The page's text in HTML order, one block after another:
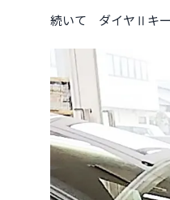
続いて ダイヤⅡキー